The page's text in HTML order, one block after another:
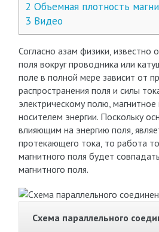
2 Объемная плотность
3 Видео
Согласно азам физики, известно
поля вокруг проводника или
поле в полной мере зависит от
распространения поля и силы
электрическому полю, магнитное
носителем энергии. Поскольку
влияющим на энергию поля,
протекающего тока, то работа
магнитного поля будет
магнитного поля.
Схема параллельного